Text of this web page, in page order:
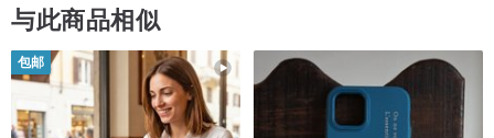
与此商品相似
包邮